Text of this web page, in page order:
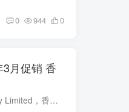
0 944 0
月促销 香
数脉科技（Digital Pulse Technology Limited，香港CR编号 2830621），香港数据中心基础服务商，依托于Tier3+数据中心，致力于为中小企业提供高品质的数据中心基础服务及服务器租用、服务器托管...